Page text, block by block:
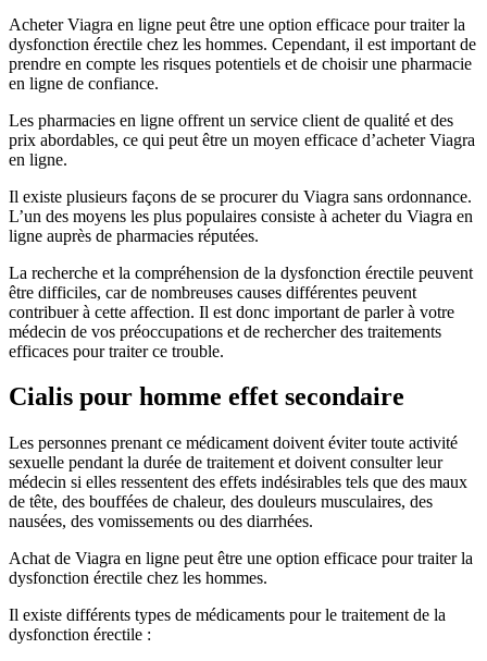
Acheter Viagra en ligne peut être une option efficace pour traiter la
dysfonction érectile chez les hommes. Cependant, il est important de
prendre en compte les risques potentiels et de choisir une pharmacie
en ligne de confiance.
Les pharmacies en ligne offrent un service client de qualité et des
prix abordables, ce qui peut être un moyen efficace d’acheter Viagra
en ligne.
Il existe plusieurs façons de se procurer du Viagra sans ordonnance.
L’un des moyens les plus populaires consiste à acheter du Viagra en
ligne auprès de pharmacies réputées.
La recherche et la compréhension de la dysfonction érectile peuvent
être difficiles, car de nombreuses causes différentes peuvent
contribuer à cette affection. Il est donc important de parler à votre
médecin de vos préoccupations et de rechercher des traitements
efficaces pour traiter ce trouble.
Cialis pour homme effet secondaire
Les personnes prenant ce médicament doivent éviter toute activité
sexuelle pendant la durée de traitement et doivent consulter leur
médecin si elles ressentent des effets indésirables tels que des maux
de tête, des bouffées de chaleur, des douleurs musculaires, des
nausées, des vomissements ou des diarrhées.
Achat de Viagra en ligne peut être une option efficace pour traiter la
dysfonction érectile chez les hommes.
Il existe différents types de médicaments pour le traitement de la
dysfonction érectile :